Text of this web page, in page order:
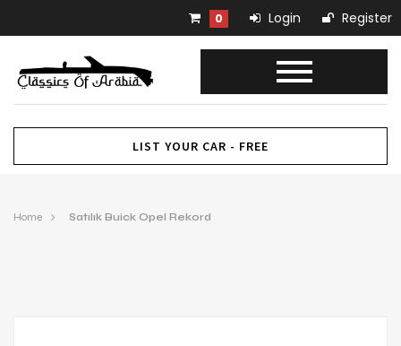
0 Login Register
LIST YOUR CAR - FREE
Home Satılık Buick Opel Rekord